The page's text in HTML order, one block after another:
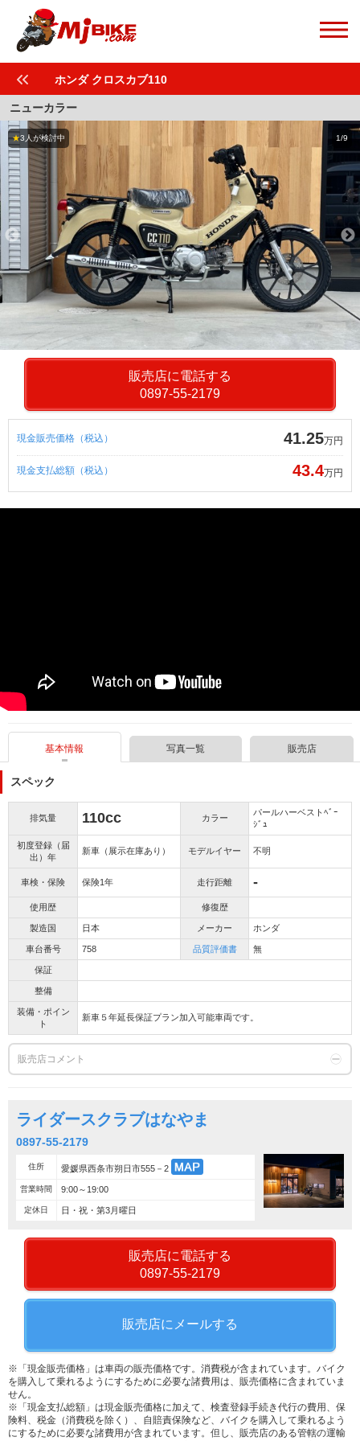
ホンダ クロスカブ110
ニューカラー
1/9
★3人が検討中
販売店に電話する
0897-55-2179
現金販売価格（税込） 41.25万円
現金支払総額（税込） 43.4万円
基本情報 写真一覧 販売店
スペック
排気量 110cc カラー
パールハーベストﾍﾞｰ
ｼﾞｭ
初度登録（届
出）年
新車（展示在庫あり） モデルイヤー 不明
車検・保険 保険1年 走行距離 -
使用歴 修復歴
製造国 日本 メーカー ホンダ
車台番号 758 品質評価書 無
保証
整備
装備・ポイン
ト
新車５年延長保証プラン加入可能車両です。
販売店コメント
ライダースクラブはなやま
0897-55-2179
住所 愛媛県西条市朔日市555－2
営業時間 9:00～19:00
定休日 日・祝・第3月曜日
販売店に電話する
0897-55-2179
販売店にメールする
※「現金販売価格」は車両の販売価格です。消費税が含まれています。バイク
を購入して乗れるようにするために必要な諸費用は、販売価格に含まれていま
せん。
※「現金支払総額」は現金販売価格に加えて、検査登録手続き代行の費用、保
険料、税金（消費税を除く）、自賠責保険など、バイクを購入して乗れるよう
にするために必要な諸費用が含まれています。但し、販売店のある管轄の運輸